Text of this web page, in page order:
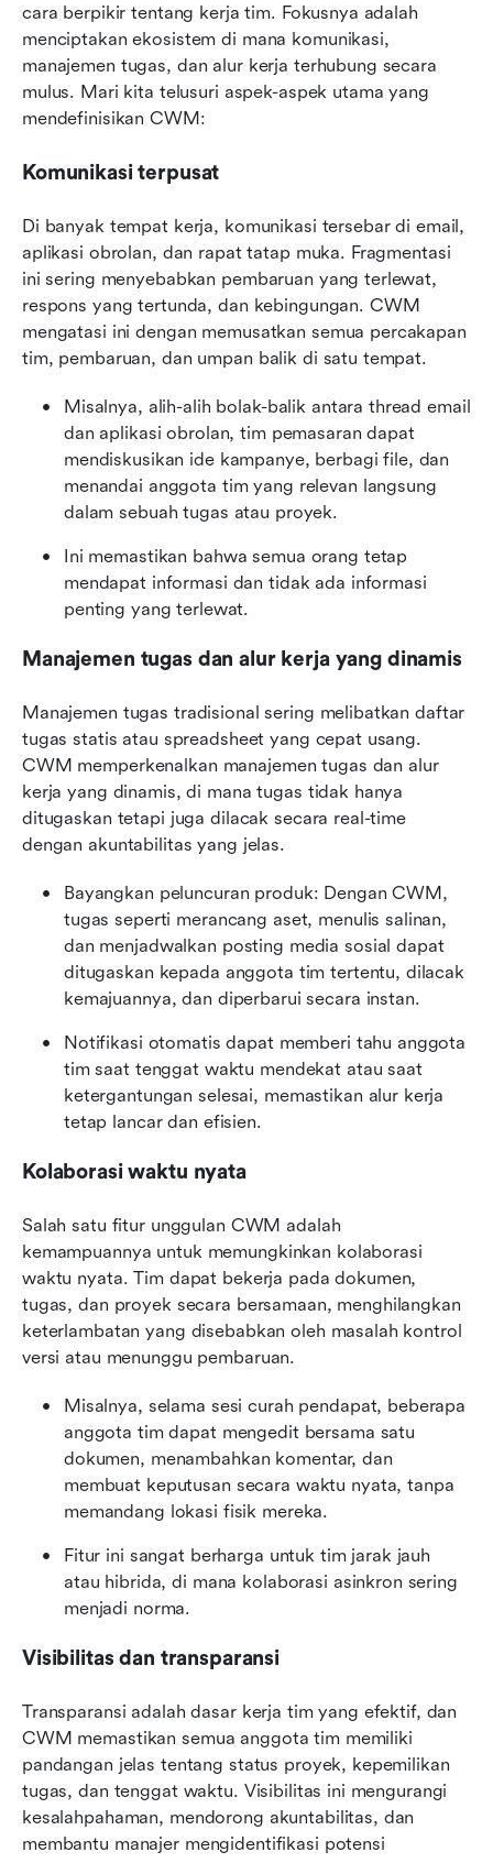
cara berpikir tentang kerja tim. Fokusnya adalah
menciptakan ekosistem di mana komunikasi,
manajemen tugas, dan alur kerja terhubung secara
mulus. Mari kita telusuri aspek-aspek utama yang
mendefinisikan CWM:
Komunikasi terpusat
Di banyak tempat kerja, komunikasi tersebar di email,
aplikasi obrolan, dan rapat tatap muka. Fragmentasi
ini sering menyebabkan pembaruan yang terlewat,
respons yang tertunda, dan kebingungan. CWM
mengatasi ini dengan memusatkan semua percakapan
tim, pembaruan, dan umpan balik di satu tempat.
Misalnya, alih-alih bolak-balik antara thread email
dan aplikasi obrolan, tim pemasaran dapat
mendiskusikan ide kampanye, berbagi file, dan
menandai anggota tim yang relevan langsung
dalam sebuah tugas atau proyek.
Ini memastikan bahwa semua orang tetap
mendapat informasi dan tidak ada informasi
penting yang terlewat.
Manajemen tugas dan alur kerja yang dinamis
Manajemen tugas tradisional sering melibatkan daftar
tugas statis atau spreadsheet yang cepat usang.
CWM memperkenalkan manajemen tugas dan alur
kerja yang dinamis, di mana tugas tidak hanya
ditugaskan tetapi juga dilacak secara real-time
dengan akuntabilitas yang jelas.
Bayangkan peluncuran produk: Dengan CWM,
tugas seperti merancang aset, menulis salinan,
dan menjadwalkan posting media sosial dapat
ditugaskan kepada anggota tim tertentu, dilacak
kemajuannya, dan diperbarui secara instan.
Notifikasi otomatis dapat memberi tahu anggota
tim saat tenggat waktu mendekat atau saat
ketergantungan selesai, memastikan alur kerja
tetap lancar dan efisien.
Kolaborasi waktu nyata
Salah satu fitur unggulan CWM adalah
kemampuannya untuk memungkinkan kolaborasi
waktu nyata. Tim dapat bekerja pada dokumen,
tugas, dan proyek secara bersamaan, menghilangkan
keterlambatan yang disebabkan oleh masalah kontrol
versi atau menunggu pembaruan.
Misalnya, selama sesi curah pendapat, beberapa
anggota tim dapat mengedit bersama satu
dokumen, menambahkan komentar, dan
membuat keputusan secara waktu nyata, tanpa
memandang lokasi fisik mereka.
Fitur ini sangat berharga untuk tim jarak jauh
atau hibrida, di mana kolaborasi asinkron sering
menjadi norma.
Visibilitas dan transparansi
Transparansi adalah dasar kerja tim yang efektif, dan
CWM memastikan semua anggota tim memiliki
pandangan jelas tentang status proyek, kepemilikan
tugas, dan tenggat waktu. Visibilitas ini mengurangi
kesalahpahaman, mendorong akuntabilitas, dan
membantu manajer mengidentifikasi potensi